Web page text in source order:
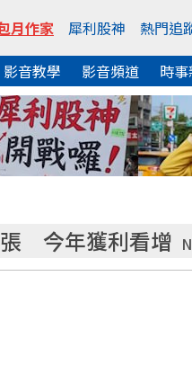
月作家 犀利股神
熱門追
影音教學 影音頻道 時
張 今年獲利看增